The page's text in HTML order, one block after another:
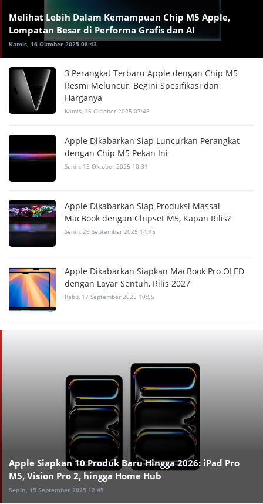
Melihat Lebih Dalam Kemampuan Chip M5 Apple,
Lompatan Besar di Performa Grafis dan AI
Kamis, 16 Oktober 2025 08:43
3 Perangkat Terbaru Apple dengan Chip M5
Resmi Meluncur, Begini Spesifikasi dan
Harganya
Kamis, 16 Oktober 2025 07:45
Apple Dikabarkan Siap Luncurkan Perangkat
dengan Chip M5 Pekan Ini
Senin, 13 Oktober 2025 10:31
Apple Dikabarkan Siap Produksi Massal
MacBook dengan Chipset M5, Kapan Rilis?
Senin, 29 September 2025 14:45
Apple Dikabarkan Siapkan MacBook Pro OLED
dengan Layar Sentuh, Rilis 2027
Rabu, 17 September 2025 19:55
Apple Siapkan 10 Produk Baru Hingga 2026: iPad Pro
M5, Vision Pro 2, hingga Home Hub
Senin, 15 September 2025 12:45